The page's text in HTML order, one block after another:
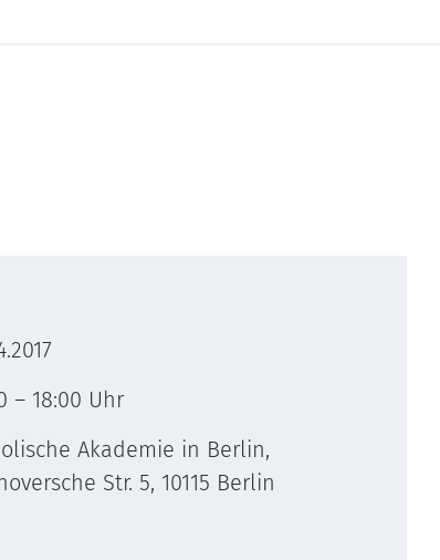
– 18:00 Uhr
Akademie in Berlin,
Str. 5, 10115 Berlin